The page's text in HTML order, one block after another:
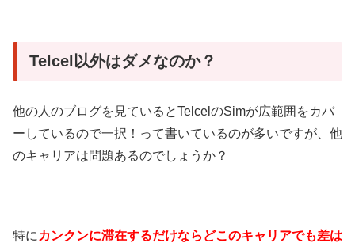
Telcel以外はダメなのか？
他の人のブログを見ているとTelcelのSimが広範囲をカバ
ーしているので一択！って書いているのが多いですが、他
のキャリアは問題あるのでしょうか？
特に カンクンに滞在するだけならどこのキャリアでも差は